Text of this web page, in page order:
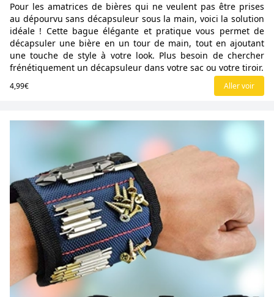
Pour les amatrices de bières qui ne veulent pas être prises
au dépourvu sans décapsuleur sous la main, voici la solution
idéale ! Cette bague élégante et pratique vous permet de
décapsuler une bière en un tour de main, tout en ajoutant
une touche de style à votre look. Plus besoin de chercher
frénétiquement un décapsuleur dans votre sac ou votre tiroir.
4,99€ Aller voir